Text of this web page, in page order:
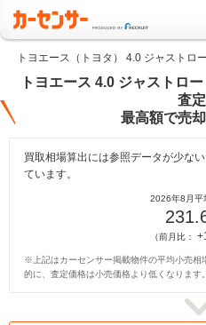
トヨエース（トヨタ） 4.0 ジャストロ
トヨエース 4.0 ジャストロ
査定
最高額で売
買取相場算出には参照データが少な
ています。
2026年8月平
（前月比：
※上記はカーセンサー掲載物件の平均小売相
的に、査定価格は小売価格より低くなります。